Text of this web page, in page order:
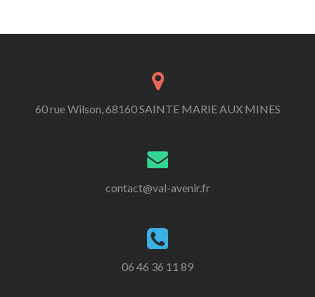
60 rue Wilson, 68160 SAINTE MARIE AUX MINES
contact@val-avenir.fr
06 46 36 11 89